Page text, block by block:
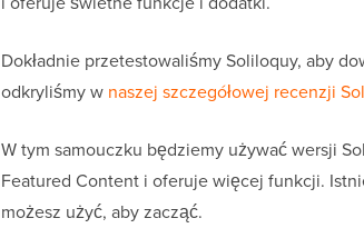
Dokładnie przetestowaliśmy Soliloquy, aby
odkryliśmy w naszej szczegółowej recenzji
W tym samouczku będziemy używać wersji
Featured Content i oferuje więcej funkcji.
możesz użyć, aby zacząć.